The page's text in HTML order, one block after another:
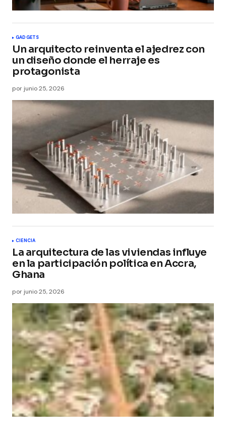
GADGETS
Un arquitecto reinventa el ajedrez con
un diseño donde el herraje es
protagonista
por junio 25, 2026
CIENCIA
La arquitectura de las viviendas influye
en la participación política en Accra,
Ghana
por junio 25, 2026